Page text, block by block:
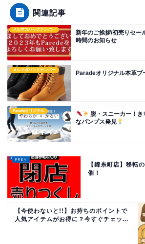
関連記事
メルマガバックナンバー
新年のご挨拶/初売りセー
時間のお知らせ
メルマガバックナンバー Paradeオリジナル本革ブ
Paradeオリジナル
脱・スニーカー！
なパンプス発見
【錦糸町店】移転
催！
【今使わないと!!】お持ちのポイントで
人気アイテムがお得に？今すぐチェッ...